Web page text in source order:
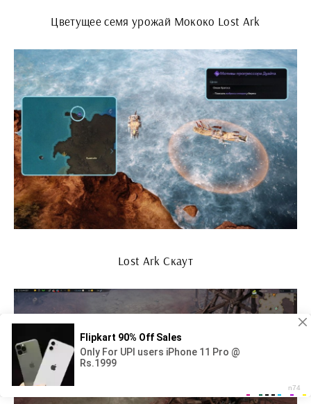
Цветущее семя урожай Мококо Lost Ark
Lost Ark Скаут